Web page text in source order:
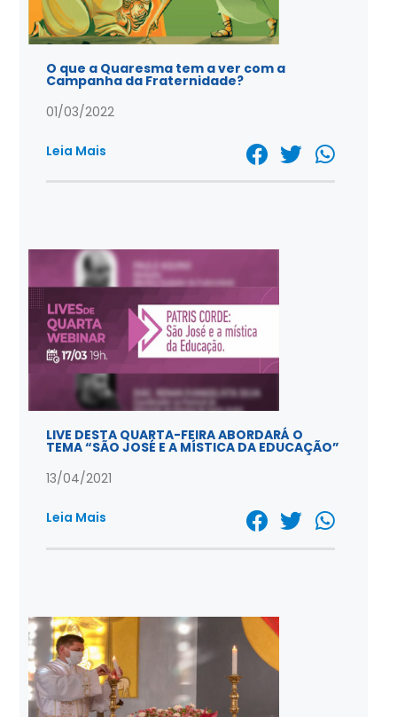
O que a Quaresma tem a ver com a
Campanha da Fraternidade?
01/03/2022
Leia Mais
LIVE DESTA QUARTA-FEIRA ABORDARÁ O
TEMA “SÃO JOSÉ E A MÍSTICA DA EDUCAÇÃO”
13/04/2021
Leia Mais